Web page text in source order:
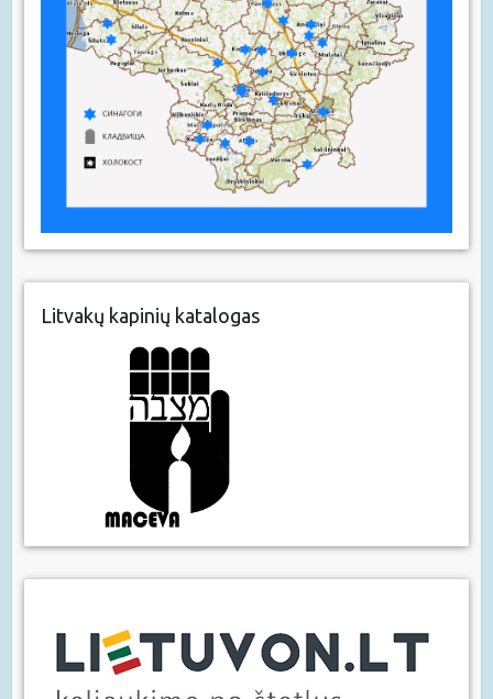
Litvakų kapinių katalogas